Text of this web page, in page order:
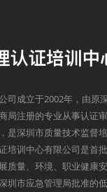
司成立于2002年，由原
局注册的专业从事认证
是深圳市质量技术监督
培训中心有限公司是首
质量、环境、职业健康
圳市应急管理局批准的